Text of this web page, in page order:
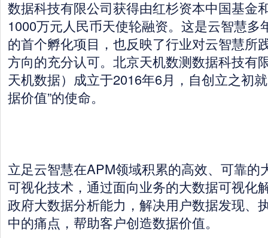
数据科技有限公司获得由红杉资本中国基金
1000万元人民币天使轮融资。这是云智慧多
的首个孵化项目，也反映了行业对云智慧所
方向的充分认可。北京天机数测数据科技有
天机数据）成立于2016年6月，自创立之初
据价值”的使命。
立足云智慧在APM领域积累的高效、可靠的
可视化技术，通过面向业务的大数据可视化
政府大数据分析能力，解决用户数据发现、
中的痛点，帮助客户创造数据价值。